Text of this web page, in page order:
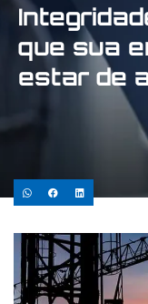
que sua
estar de